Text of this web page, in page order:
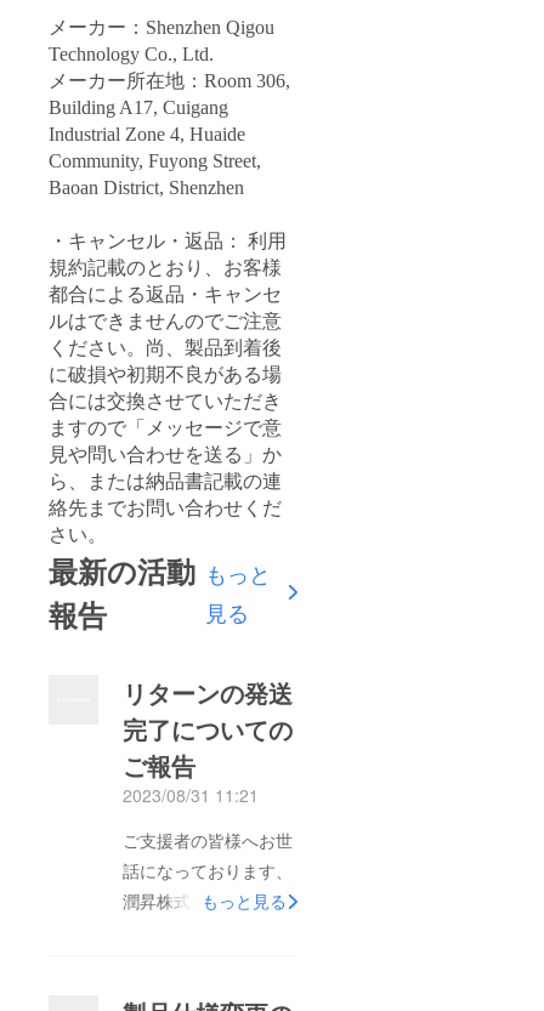
メーカー：Shenzhen Qigou
Technology Co., Ltd.
メーカー所在地：Room 306,
Building A17, Cuigang
Industrial Zone 4, Huaide
Community, Fuyong Street,
Baoan District, Shenzhen
・キャンセル・返品： 利用
規約記載のとおり、お客様
都合による返品・キャンセ
ルはできませんのでご注意
ください。尚、製品到着後
に破損や初期不良がある場
合には交換させていただき
ますので「メッセージで意
見や問い合わせを送る」か
ら、または納品書記載の連
絡先までお問い合わせくだ
さい。
最新の活動
報告
もっと
見る
リターンの発送
完了についての
ご報告
2023/08/31 11:21
ご支援者の皆様へお世
話になっております、
潤昇株式会社でもっと見る